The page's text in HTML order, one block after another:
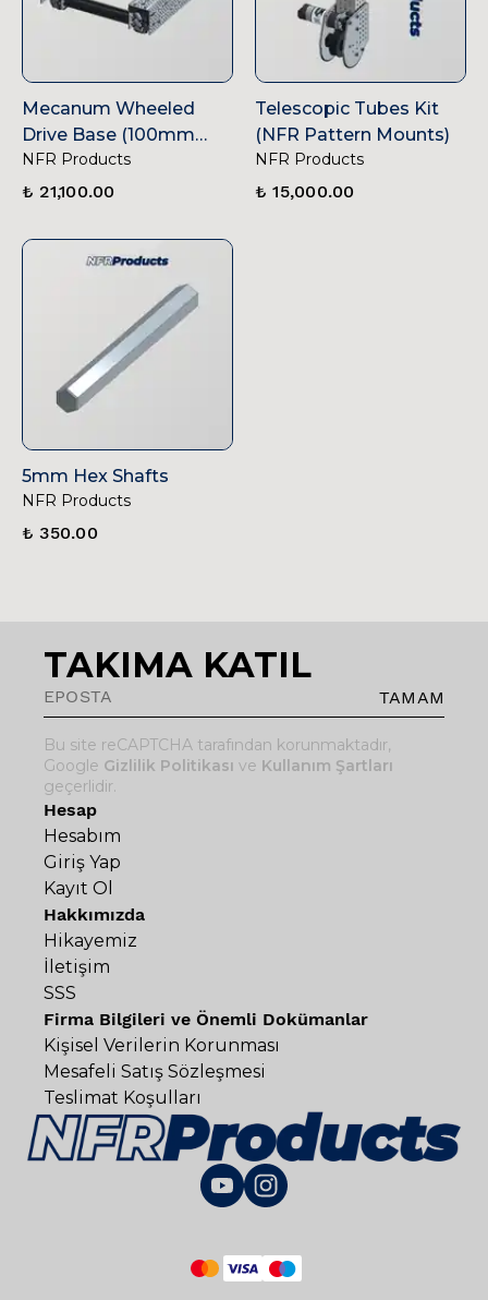
Mecanum Wheeled
Drive Base (100mm
Diameter, Sheetos
Pattern)
NFR Products
₺ 21,100.00
Telescopic Tubes Kit
(NFR Pattern Mounts)
NFR Products
₺ 15,000.00
5mm Hex Shafts
NFR Products
₺ 350.00
Hesap
Hesabım
Giriş Yap
Kayıt Ol
Hakkımızda
Hikayemiz
İletişim
SSS
Firma Bilgileri ve Önemli Dokümanlar
Kişisel Verilerin Korunması
Mesafeli Satış Sözleşmesi
Teslimat Koşulları
TAKIMA KATIL
TAMAM
Bu site reCAPTCHA tarafından korunmaktadır,
Google Gizlilik Politikası ve Kullanım Şartları
geçerlidir.